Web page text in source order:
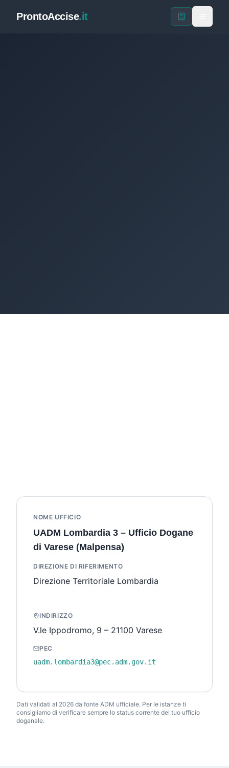
ProntoAccise.it
NOME UFFICIO
UADM Lombardia 3 – Ufficio Dogane
di Varese (Malpensa)
DIREZIONE DI RIFERIMENTO
Direzione Territoriale Lombardia
INDIRIZZO
V.le Ippodromo, 9 – 21100 Varese
PEC
uadm.lombardia3@pec.adm.gov.it
Dati validati al 2026 da fonte ADM ufficiale. Per le istanze ti
consigliamo di verificare sempre lo status corrente del tuo ufficio
doganale.